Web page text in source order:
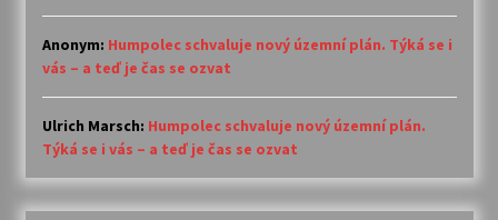
Anonym: Humpolec schvaluje nový územní plán. Týká se i
vás – a teď je čas se ozvat
Ulrich Marsch: Humpolec schvaluje nový územní plán.
Týká se i vás – a teď je čas se ozvat